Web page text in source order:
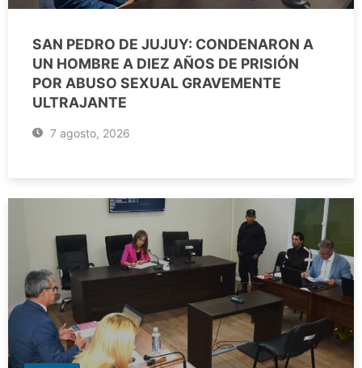
SAN PEDRO DE JUJUY: CONDENARON A
UN HOMBRE A DIEZ AÑOS DE PRISIÓN
POR ABUSO SEXUAL GRAVEMENTE
ULTRAJANTE
7 agosto, 2026